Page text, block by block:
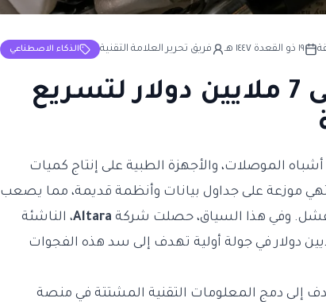
الذكاء الاصطناعي فريق تحرير العلامة التقنية ١٩ ذو القعدة ١٤٤٧ هـ
شركة Altara تحصل على 7 ملايين دولار لتسريع
الموصلات، والأجهزة الطبية على إنتاج كميات
موزعة على جداول بيانات وأنظمة قديمة، مما يصعب
وفي هذا السياق، حصلت شركة Altara، الناشئة
سان فرانسيسكو، على تمويل بقيمة 7 ملايين دولار في جولة أولية تهدف إلى سد هذه الفجوات
إلى دمج المعلومات التقنية المشتتة في منصة